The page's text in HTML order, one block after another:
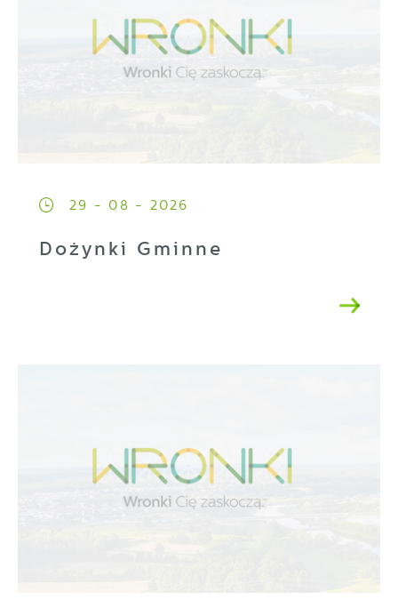
29 - 08 - 2026
Dożynki Gminne
lub firm będących naszymi partnerami oraz
innych dostawców usług. Firmy te działają w
charakterze pośredników prezentujących nasze